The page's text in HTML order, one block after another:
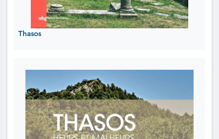
Thasos